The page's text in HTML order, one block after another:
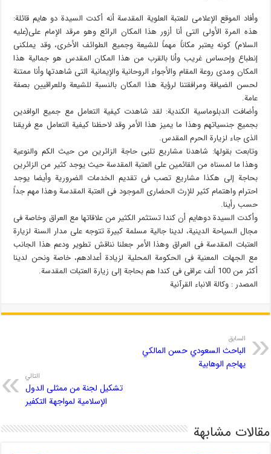
وأفاد الموقع الإعلامی للعتبة العلویة المقدسة أنه أکدت السیدة دو هایم قائلة:
هذه المرة الأولى التی أنا أزور هذا المکان الرائع وهو مرقد الإمام علی(علیه
السلام) کونه یعتبر مکاناً مهماً للشیعة وجمیع الطوائف الأخرى، وقد یملکنی
إنطباع وإحساس غریب وأنا بالقرب من هذا المکان المقدس هو جمالیة هذا
المکان ومدى روعة المقام والأجواء الروحانیة والإیمانیة التی شاهدتها وأنا ممتنة
لحسن الضیافة ومرافقتنا لرؤیة هذا المکان بالنسبة للشیعة وللعراقیین بصفة
عامة.
وأضافت الدبلوماسیة الکندیة: لقد شاهدت کیفیة التعامل مع جمیع الوافدین
بجمیع جنسیاتهم وهذا ما یمیز هذا الأمر وقد لاحظنا کیفیة التعامل مع فریقنا
الذی جاء لزیارة الحرم المقدس.
وتابعت بقولها: شاهدنا مشاریع تلبی حاجة الزائرین من حیث الکم والنوعیة
وهذا ما لمسناه من القائمین على العتبة المقدسة حیث یوجد کثیر من الزائرین
بحاجة إلى هکذا مشاریع تصب فی تقدیم الخدمات الضروریة وأیضا یوجد
احترام واهتمام کثیر للإرث الحضاری الموجود فی العتبة المقدسة وهذا مهم جداً
حسب رأینا.
وأکدت السیدة دوهایم أن کندا تستثمر الکثیر من علاقاتها مع العراق وخاصة فی
مجال السیاحة الدینیة، لدینا جالیة مسلمة کبیرة تتوجه على مدار السنة لزیارة
العتبات المقدسة فی العراق وهذا الأمر جعلنا نناقش تطویر ودعم هذا الجانب
مع الجهات المعنیة فی الحکومة المحلیة لزیادة أعدادهم، خاصة ونحن لدینا
أکثر من 100 ألف عراقی فی کندا هم بحاجة إلى زیارة العتبات المقدسة.
المصدر : وکالة الانباء القرآنیة
السابق
الباحث السعودي حسن المالكي
يهاجم الوهابية
التالي
تشکیل لجنة من ممثلی الدول
الإسلامیة لمواجهة التکفیر
مقالات مشابهة